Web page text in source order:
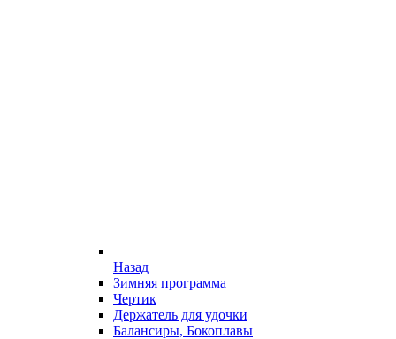
Назад
Зимняя программа
Чертик
Держатель для удочки
Балансиры, Бокоплавы